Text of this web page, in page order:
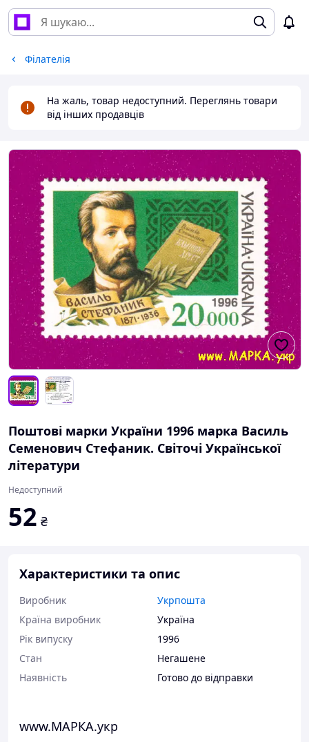
Філателія
На жаль, товар недоступний. Переглянь товари
від інших продавців
Поштові марки України 1996 марка Василь
Семенович Стефаник. Світочі Української
літератури
Недоступний
52 ₴
Характеристики та опис
Виробник
Укрпошта
Країна виробник
Україна
Рік випуску
1996
Стан
Негашене
Наявність
Готово до відправки
www.МАРКА.укр